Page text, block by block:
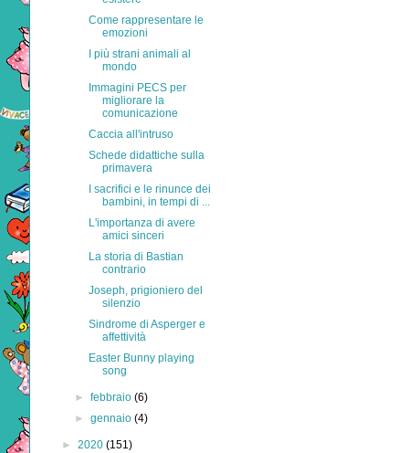
Come rappresentare le
emozioni
I più strani animali al
mondo
Immagini PECS per
migliorare la
comunicazione
Caccia all'intruso
Schede didattiche sulla
primavera
I sacrifici e le rinunce dei
bambini, in tempi di ...
L'importanza di avere
amici sinceri
La storia di Bastian
contrario
Joseph, prigioniero del
silenzio
Sindrome di Asperger e
affettività
Easter Bunny playing
song
►febbraio(6)
►gennaio(4)
► 2020 (151)